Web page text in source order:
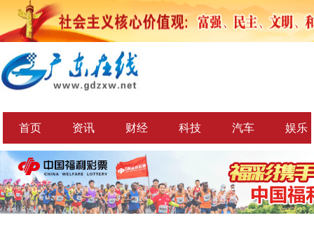
首页 资讯 财经 科技 汽车 娱乐